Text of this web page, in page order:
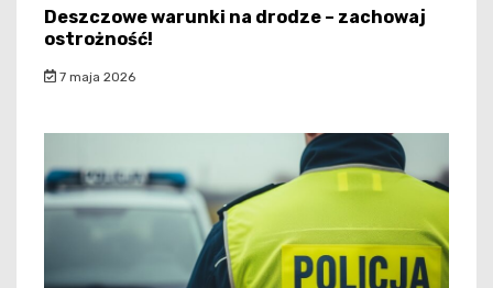
Deszczowe warunki na drodze – zachowaj
ostrożność!
7 maja 2026